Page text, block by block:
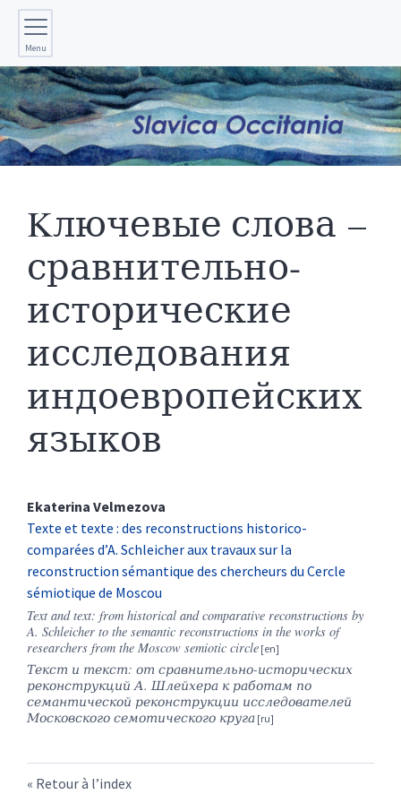
Menu
Kлючевые слова –
сравнительно-
исторические
исследования
индоевропейских
языков
Ekaterina Velmezova
Texte et texte : des reconstructions historico-
comparées d’A. Schleicher aux travaux sur la
reconstruction sémantique des chercheurs du Cercle
sémiotique de Moscou
Text and text: from historical and comparative reconstructions by
A. Schleicher to the semantic reconstructions in the works of
researchers from the Moscow semiotic circle
Текст и текст: от сравнительно-исторических
реконструкций А. Шлейхера к работам по
семантической реконструкции исследователей
Московского семотического круга
Retour à l’index